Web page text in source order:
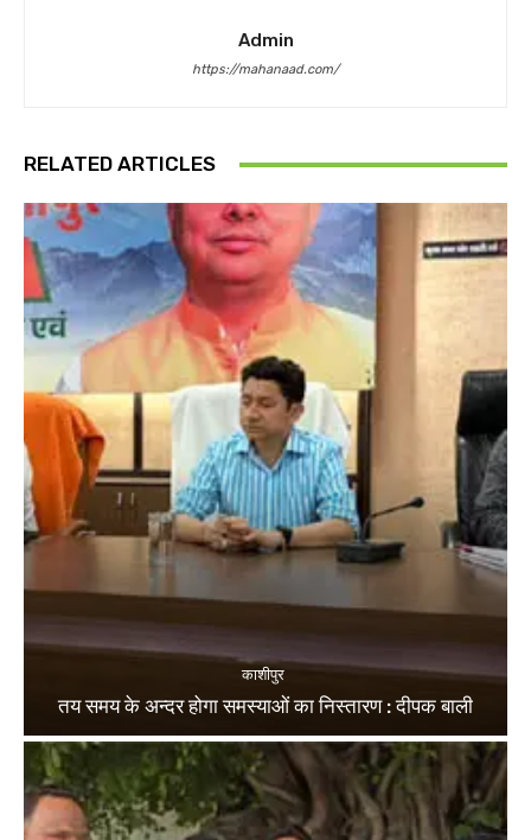
Admin
https://mahanaad.com/
RELATED ARTICLES
काशीपुर
तय समय के अन्दर होगा समस्याओं का निस्तारण : दीपक बाली